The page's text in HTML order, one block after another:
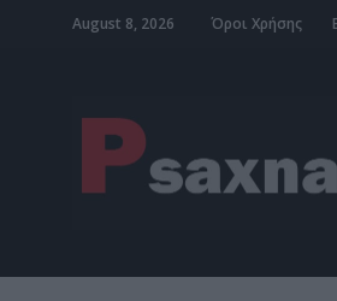
August 8, 2026 Όροι Χρήσης